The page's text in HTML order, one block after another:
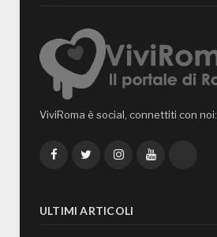
ViviRoma è social, connettiti con noi:
FacebookTwitterInstagramYouTube
ULTIMI ARTICOLI